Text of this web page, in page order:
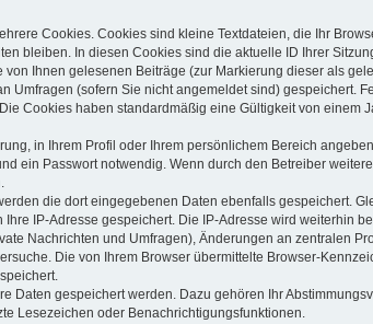
Cookies. Cookies sind kleine Textdateien, die Ihr
bleiben. In diesen Cookies sind die aktuelle ID Ihrer
Ihnen gelesenen Beiträge (zur Markierung dieser als
Umfragen (sofern Sie nicht angemeldet sind) gespeichert.
Cookies haben standardmäßig eine Gültigkeit von einem
in Ihrem Profil oder Ihrem persönlichem Bereich
ein Passwort notwendig. Wenn durch den Betreiber
die dort eingegebenen Daten ebenfalls gespeichert.
IP-Adresse gespeichert. Die IP-Adresse wird weiterhin
Nachrichten und Umfragen), Änderungen an zentralen
Die von Ihrem Browser übermittelte Browser-
Daten gespeichert werden. Dazu gehören Ihr
Lesezeichen oder Benachrichtigungsfunktionen.